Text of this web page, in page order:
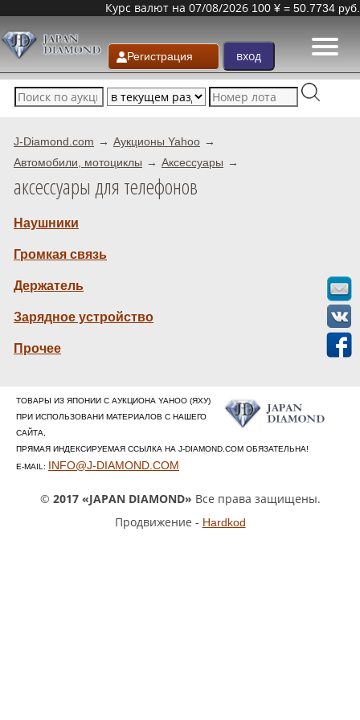
Курс валют на 07/08/2026 100 ¥ = 50.7734 руб.
Регистрация
J-Diamond.com
Аукционы Yahoo
Автомобили, мотоциклы
Аксессуары
аксессуары для телефонов
Наушники
Громкая связь
Держатель
Зарядное устройство
Прочее
ТОВАРЫ ИЗ ЯПОНИИ С АУКЦИОНА YAHOO (ЯХУ)
ПРИ ИСПОЛЬЗОВАНИ МАТЕРИАЛОВ С НАШЕГО
САЙТА,
ПРЯМАЯ ИНДЕКСИРУЕМАЯ ССЫЛКА НА J-DIAMOND.COM ОБЯЗАТЕЛЬНА!
E-MAIL: INFO@J-DIAMOND.COM
© 2017 «JAPAN DIAMOND» Все права защищены.
Продвижение - Hardkod